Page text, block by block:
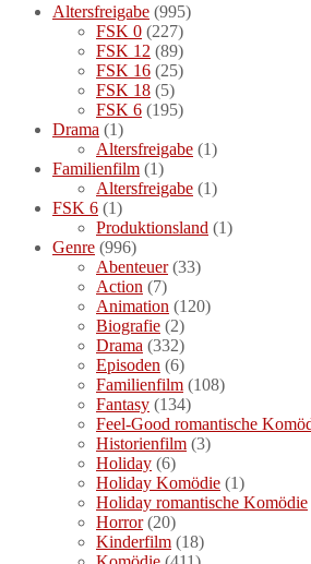
Altersfreigabe (995)
FSK 0 (227)
FSK 12 (89)
FSK 16 (25)
FSK 18 (5)
FSK 6 (195)
Drama (1)
Altersfreigabe (1)
Familienfilm (1)
Altersfreigabe (1)
FSK 6 (1)
Produktionsland (1)
Genre (996)
Abenteuer(33)
Action (7)
Animation (120)
Biografie (2)
Drama (332)
Episoden (6)
Familienfilm (108)
Fantasy (134)
Feel-Good romantische
Historienfilm (3)
Holiday (6)
Holiday Komödie (1)
Holiday romantische Komödie
Horror(20)
Kinderfilm (18)